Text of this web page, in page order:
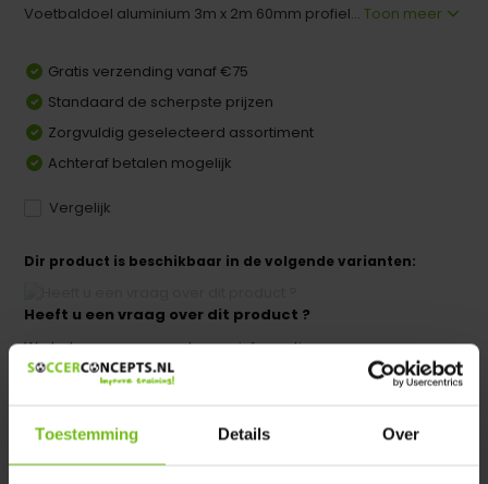
Toestemming Details Over
Voetbaldoel aluminium 3m x 2m 60mm profiel...Toon meer
Gratis verzending vanaf €75
Standaard de scherpste prijzen
Zorgvuldig geselecteerd assortiment
Achteraf betalen mogelijk
Vergelijk
Dir product is beschikbaar in de volgende varianten:
Heeft u een vraag over dit product ?
We helpen u graag met meer informatie
Verstuur email